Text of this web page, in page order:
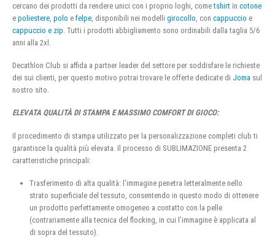
cercano dei prodotti da rendere unici con i proprio loghi, cometshirt in cotone
e poliestere polo e felpe , disponibili nei modelli girocollo , con cappuccio e
cappuccio e zip . Tutti i prodotti abbigliamento sono ordinabili dalla taglia 5/6
anni alla 2xl.
Decathlon Club si affida a partner leader del settore per soddisfare le richieste
dei sui clienti, per questo motivo potrai trovare le offerte dedicate di Joma sul
nostro sito.
ELEVATA QUALITÀ DI STAMPA E MASSIMO COMFORT DI GIOCO:
Il procedimento di stampa utilizzato per la personalizzazione completi club ti
garantisce la qualità più elevata. Il processo di SUBLIMAZIONE presenta 2
caratteristiche principali:
Trasferimento di alta qualità: l’immagine penetra letteralmente nello
strato superficiale del tessuto, consentendo in questo modo di ottenere
un prodotto perfettamente omogeneo a contatto con la pelle
(contrariamente alla tecnica del flocking, in cui l’immagine è applicata al
di sopra del tessuto).